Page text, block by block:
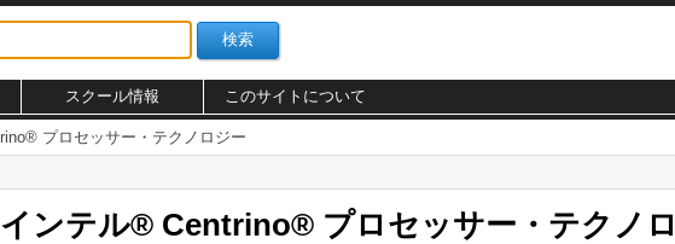
スクール情報 このサイトについて
プロセッサー・テクノロジー
ンテル® Centrino® プロセッサー・テクノロ